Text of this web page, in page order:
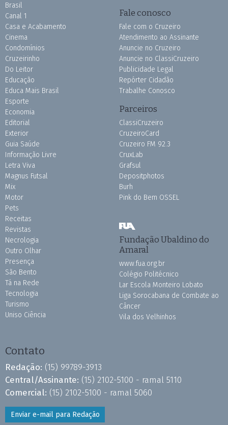
Brasil
Canal 1
Casa e Acabamento
Cinema
Condomínios
Cruzeirinho
Do Leitor
Educação
Educa Mais Brasil
Esporte
Economia
Editorial
Exterior
Guia Saúde
Informação Livre
Letra Viva
Magnus Futsal
Mix
Motor
Pets
Receitas
Revistas
Necrologia
Outro Olhar
Presença
São Bento
Tá na Rede
Tecnologia
Turismo
Uniso Ciência
Fale conosco
Fale com o Cruzeiro
Atendimento ao Assinante
Anuncie no Cruzeiro
Anuncie no ClassiCruzeiro
Publicidade Legal
Repórter Cidadão
Trabalhe Conosco
Parceiros
ClassiCruzeiro
CruzeiroCard
Cruzeiro FM 92.3
CruxLab
Grafsul
Depositphotos
Burh
Pink do Bem OSSEL
Fundação Ubaldino do
Amaral
www.fua.org.br
Colégio Politécnico
Lar Escola Monteiro Lobato
Liga Sorocabana de Combate ao
Câncer
Vila dos Velhinhos
Contato
Redação: (15) 99789-3913
Central/Assinante: (15) 2102-5100 - ramal 5110
Comercial: (15) 2102-5100 - ramal 5060
Enviar e-mail para Redação